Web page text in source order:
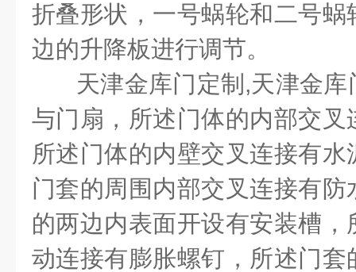
折叠形状，一号蜗轮和二号
边的升降板进行调节。
天津金库门定制 ,天津金库
与门扇，所述门体的内部交
所述门体的内壁交叉连接有
门套的周围内部交叉连接有
的两边内表面开设有安装槽
动连接有膨胀螺钉，所述门